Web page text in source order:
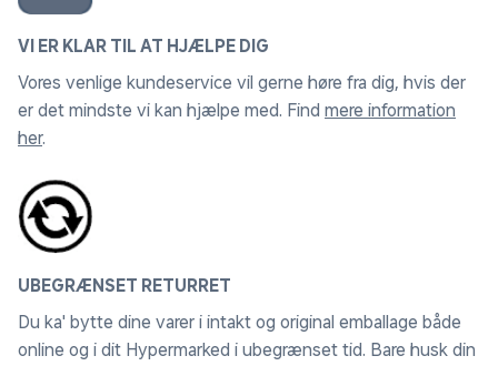
VI ER KLAR TIL AT HJÆLPE DIG
Vores venlige kundeservice vil gerne høre fra dig, hvis der
er det mindste vi kan hjælpe med. Find mere information
her.
UBEGRÆNSET RETURRET
Du ka' bytte dine varer i intakt og original emballage både
online og i dit Hypermarked i ubegrænset tid. Bare husk din